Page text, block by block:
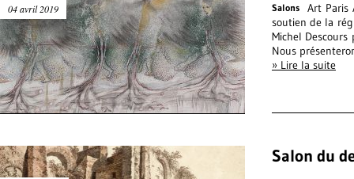
04 avril 2019 Salons
Art Paris
soutien de la
Michel
Nous
» Lire la suite
Salon du